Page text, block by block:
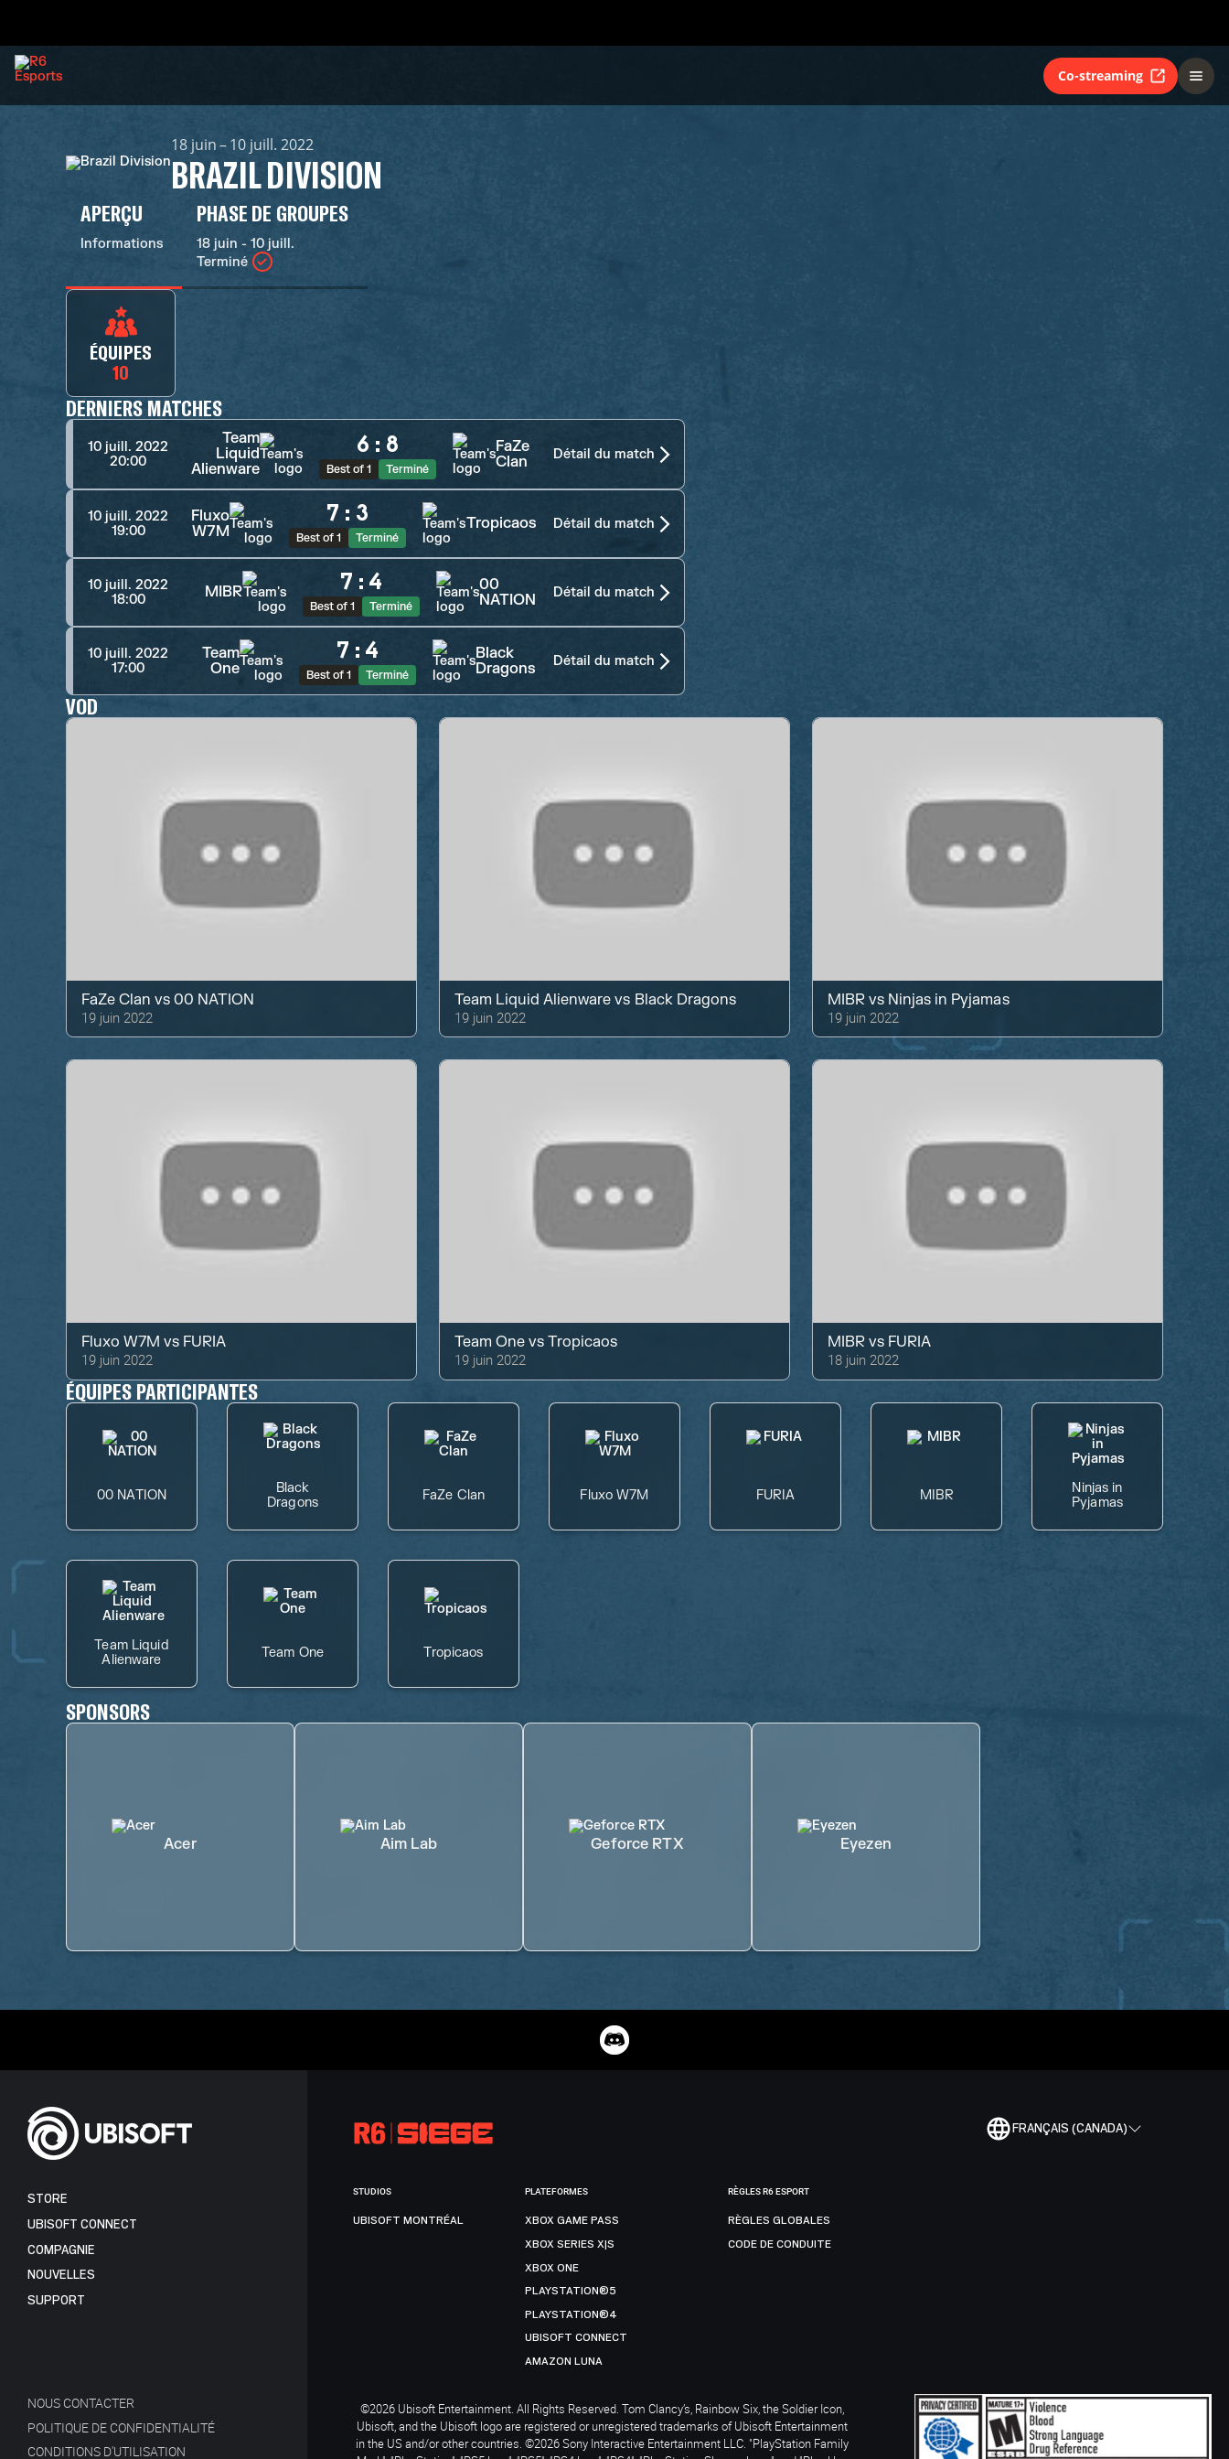
Co-streaming
18 juin – 10 juill. 2022
BRAZIL DIVISION
APERÇU
Informations
PHASE DE GROUPES
18 juin - 10 juill.
Terminé
ÉQUIPES
10
DERNIERS MATCHES
10 juill. 2022
20:00
Team
Liquid
Alienware
6 : 8
Best of 1 Terminé
FaZe
Clan
Détail du match
10 juill. 2022
19:00
Fluxo
W7M
7 : 3
Best of 1 Terminé
Tropicaos Détail du match
10 juill. 2022
18:00
MIBR 7 : 4
Best of 1 Terminé
00
NATION
Détail du match
10 juill. 2022
17:00
Team
One
7 : 4
Best of 1 Terminé
Black
Dragons
Détail du match
VOD
FaZe Clan vs00 NATION
19 juin 2022
Team Liquid Alienware vs Black Dragons
19 juin 2022
MIBR vs Ninjas in Pyjamas
19 juin 2022
Fluxo W7M vs FURIA
19 juin 2022
Team One vsTropicaos
19 juin 2022
MIBR vs FURIA
18 juin 2022
ÉQUIPES PARTICIPANTES
00 NATION
Black
Dragons
FaZe Clan Fluxo W7M FURIA MIBR
Ninjas in
Pyjamas
Team Liquid
Alienware
Team One Tropicaos
SPONSORS
Acer Aim Lab Geforce RTX Eyezen
FRANÇAIS (CANADA)
STORE
UBISOFT CONNECT
COMPAGNIE
NOUVELLES
SUPPORT
NOUS CONTACTER
POLITIQUE DE CONFIDENTIALITÉ
CONDITIONS D'UTILISATION
STUDIOS
UBISOFT MONTRÉAL
PLATEFORMES
XBOX GAME PASS
XBOX SERIES X|S
XBOX ONE
PLAYSTATION®5
PLAYSTATION®4
UBISOFT CONNECT
AMAZON LUNA
RÈGLES R6 ESPORT
RÈGLES GLOBALES
CODE DE CONDUITE
©2026 Ubisoft Entertainment. All Rights Reserved. Tom Clancy’s, Rainbow Six, the Soldier Icon,
Ubisoft, and the Ubisoft logo are registered or unregistered trademarks of Ubisoft Entertainment
in the US and/or other countries. ©2026 Sony Interactive Entertainment LLC. "PlayStation Family